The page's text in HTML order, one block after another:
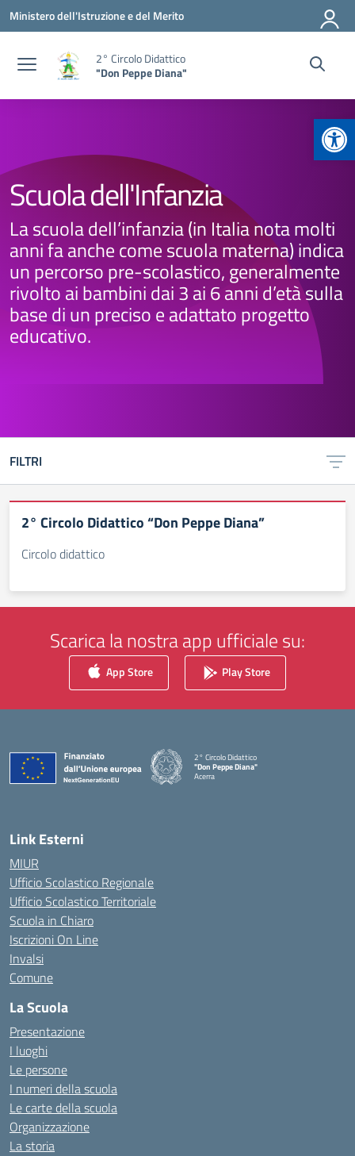
Vai ai contenuti
Vai al menu di navigazione
Vai al footer
Ministero dell'Istruzione e del Merito
2° Circolo Didattico
"Don Peppe Diana"
Scuola dell'Infanzia
La scuola dell’infanzia (in Italia nota molti
anni fa anche come scuola materna) indica
un percorso pre-scolastico, generalmente
rivolto ai bambini dai 3 ai 6 anni d’età sulla
base di un preciso e adattato progetto
educativo.
FILTRI
2° Circolo Didattico “Don Peppe Diana”
Circolo didattico
Scarica la nostra app ufficiale su:
App Store Play Store
2° Circolo Didattico
"Don Peppe Diana"
Acerra
Link Esterni
MIUR
Ufficio Scolastico Regionale
Ufficio Scolastico Territoriale
Scuola in Chiaro
Iscrizioni On Line
Invalsi
Comune
La Scuola
Presentazione
I luoghi
Le persone
I numeri della scuola
Le carte della scuola
Organizzazione
La storia